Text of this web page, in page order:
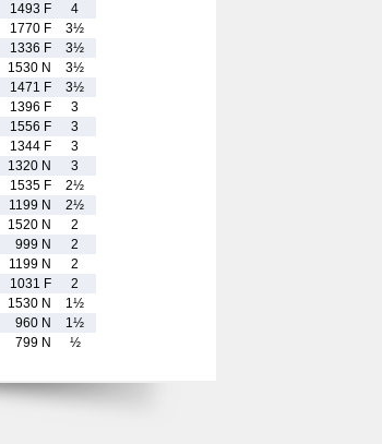
1493 F
4
1770 F
3½
1336 F
3½
1530 N
3½
1471 F
3½
1396 F
3
1556 F
3
1344 F
3
1320 N
3
1535 F
2½
1199 N
2½
1520 N
2
999 N
2
1199 N
2
1031 F
2
1530 N
1½
960 N
1½
799 N ½